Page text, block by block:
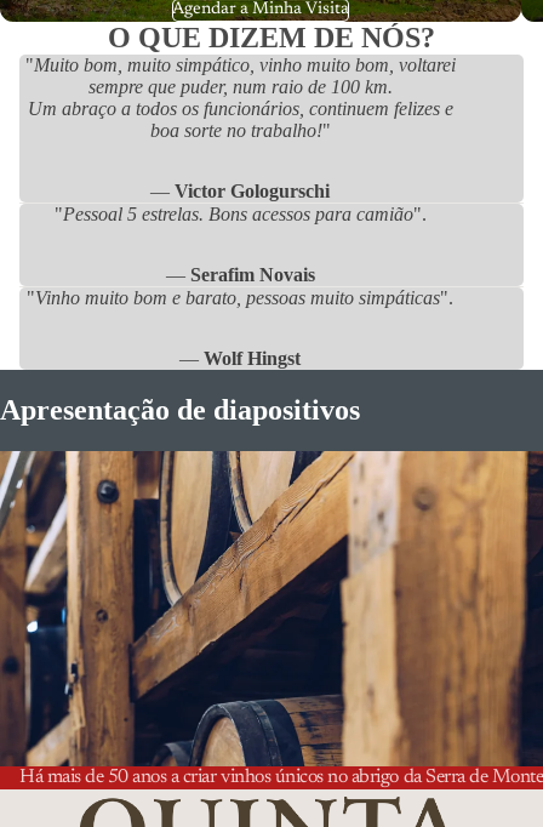
Agendar a Minha Visita
O QUE DIZEM DE NÓS?
"Muito bom, muito simpático, vinho muito bom, voltarei
sempre que puder, num raio de 100 km.
Um abraço a todos os funcionários, continuem felizes e
boa sorte no trabalho!"
— Victor Gologurschi
"Pessoal 5 estrelas. Bons acessos para camião".
— Serafim Novais
"Vinho muito bom e barato, pessoas muito simpáticas".
— Wolf Hingst
Apresentação de diapositivos
Há mais de 50 anos a criar vinhos únicos no abrigo da Serra de